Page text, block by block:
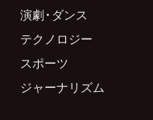
演劇・ダンス
テクノロジー
スポーツ
ジャーナリズム